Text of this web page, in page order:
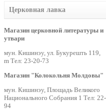
Церковная лавка
Магазин церковной литературы и
утвари
мун. Кишинэу, ул. Букурешть 119,
m Тел: 23-20-73
Магазин "Колокольня Молдовы"
мун. Кишинэу, Площадь Великого
Национального Собрания 1 Тел:
94